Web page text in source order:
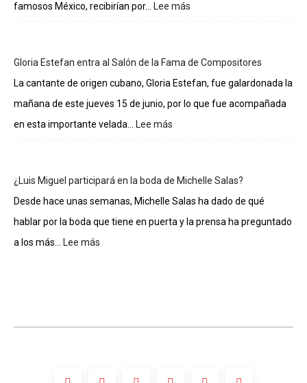
famosos México, recibirían por...
Lee más
los
integrantes
La
Gloria Estefan entra al Salón de la Fama de Compositores
La cantante de origen cubano, Gloria Estefan, fue galardonada la
mañana de este jueves 15 de junio, por lo que fue acompañada
en esta importante velada...
Lee más
al
Salón
la
¿Luis Miguel participará en la boda de Michelle Salas?
Desde hace unas semanas, Michelle Salas ha dado de qué
hablar por la boda que tiene en puerta y la prensa ha preguntado
a los más...
Lee más
boda